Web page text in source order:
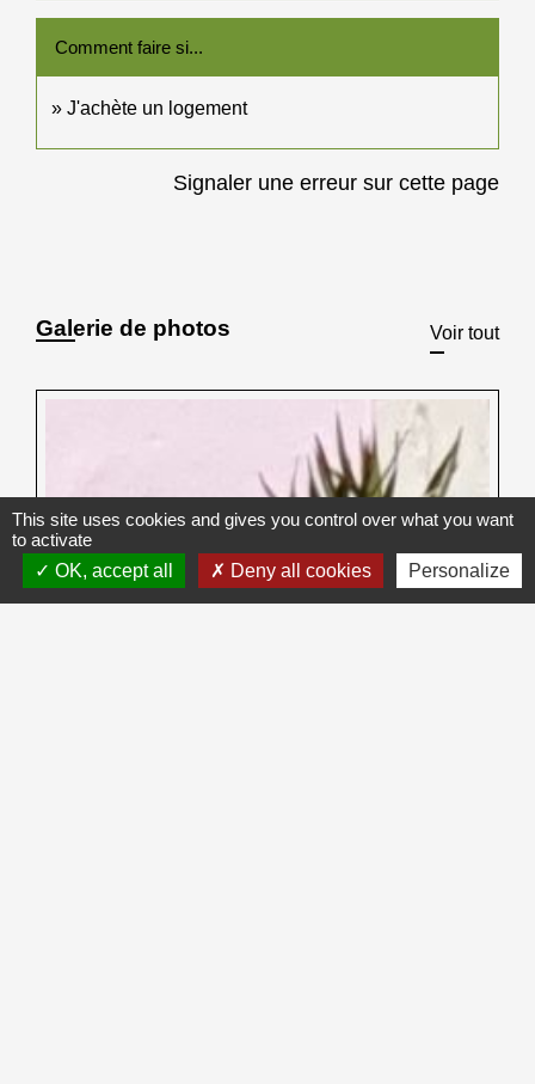
Comment faire si...
J'achète un logement
Signaler une erreur sur cette page
Galerie de photos Voir tout
This site uses cookies and gives you control over what you want
to activate
OK, accept all
Deny all cookies Personalize